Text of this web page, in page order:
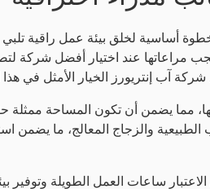
أساسية لخلق بيئة عمل راقية تلبي
مراعاتها عند اختيار أفضل شركة
آب إنتريورز الخيار الأمثل في هذا
مما يضمن أن تكون المساحة ممثلة
والزجاج المعالج، ما يضمن
الاعتبار ساعات العمل الطويلة وتوفير